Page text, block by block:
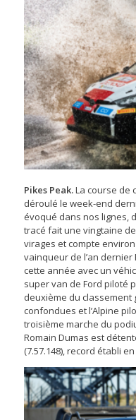
Pikes Peak.La course de
déroulé le week-end
évoqué dans nos lignes,
tracé fait une vingtaine
virages et compte environ
vainqueur de l’an dernier
cette année avec un
super van de Ford piloté
deuxième du
confondues et l’Alpine
troisième marche du
Romain Dumas est
(7.57.148), record établi